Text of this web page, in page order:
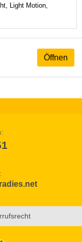
Light Motion,
Öffnen